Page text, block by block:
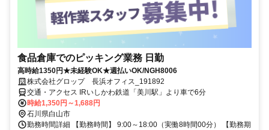
食品倉庫でのピッキング業務 日勤
高時給1350円★未経験OK★週払いOK/NGH8006
株式会社グロップ 長浜オフィス_191892
交通・アクセス IRいしかわ鉄道「美川駅」より車で6分
時給1,350円～1,688円
石川県白山市
勤務時間詳細 【勤務時間】 9:00～18:00（実働8時間00分） 【勤務期